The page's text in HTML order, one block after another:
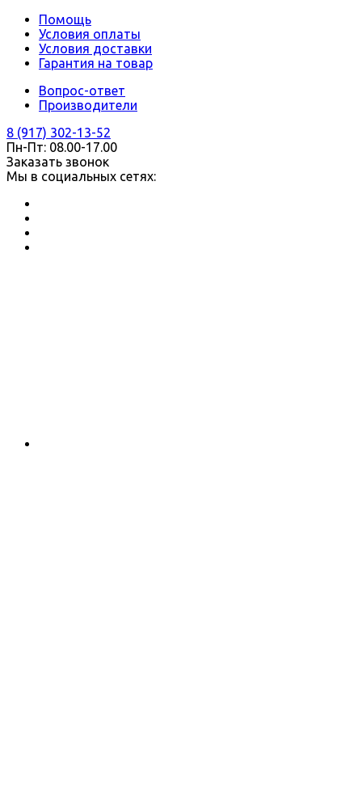
Помощь
Условия оплаты
Условия доставки
Гарантия на товар
Вопрос-ответ
Производители
8 (917) 302-13-52
Пн-Пт: 08.00-17.00
Заказать звонок
Мы в социальных сетях: